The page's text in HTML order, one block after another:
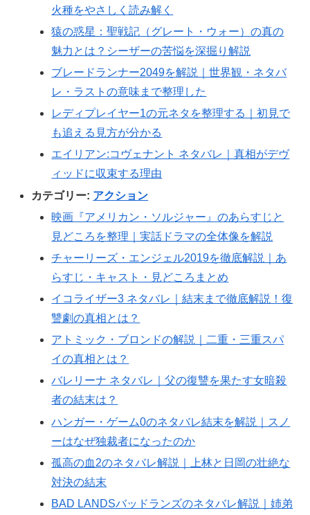
火種をやさしく読み解く
猿の惑星：聖戦記（グレート・ウォー）の真の
魅力とは？シーザーの苦悩を深掘り解説
ブレードランナー2049を解説｜世界観・ネタバ
レ・ラストの意味まで整理した
レディプレイヤー1の元ネタを整理する｜初見で
も追える見方が分かる
エイリアン:コヴェナント ネタバレ｜真相がデヴ
ィッドに収束する理由
カテゴリー: アクション
映画『アメリカン・ソルジャー』のあらすじと
見どころを整理｜実話ドラマの全体像を解説
チャーリーズ・エンジェル2019を徹底解説｜あ
らすじ・キャスト・見どころまとめ
イコライザー3 ネタバレ｜結末まで徹底解説！復
讐劇の真相とは？
アトミック・ブロンドの解説｜二重・三重スパ
イの真相とは？
バレリーナ ネタバレ｜父の復讐を果たす女暗殺
者の結末は？
ハンガー・ゲーム0のネタバレ結末を解説｜スノ
ーはなぜ独裁者になったのか
孤高の血2のネタバレ解説｜上林と日岡の壮絶な
対決の結末
BAD LANDSバッドランズのネタバレ解説｜姉弟